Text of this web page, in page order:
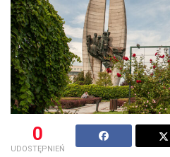
0
UDOSTĘPNIEŃ